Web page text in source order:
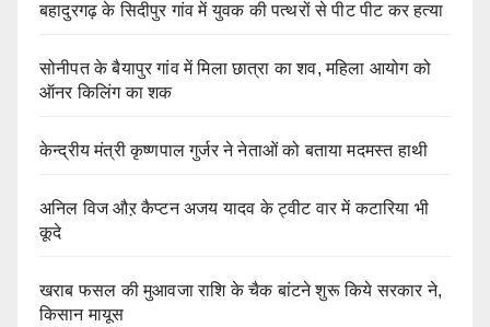
बहादुरगढ़ के सिदीपुर गांव में युवक की पत्थरों से पीट पीट कर हत्या
सोनीपत के बैयापुर गांव में मिला छात्रा का शव, महिला आयोग को
ऑनर किलिंग का शक
केन्द्रीय मंत्री कृष्णपाल गुर्जर ने नेताओं को बताया मदमस्त हाथी
अनिल विज औऱ कैप्टन अजय यादव के ट्वीट वार में कटारिया भी
कूदे
खराब फसल की मुआवजा राशि के चैक बांटने शुरू किये सरकार ने,
किसान मायूस